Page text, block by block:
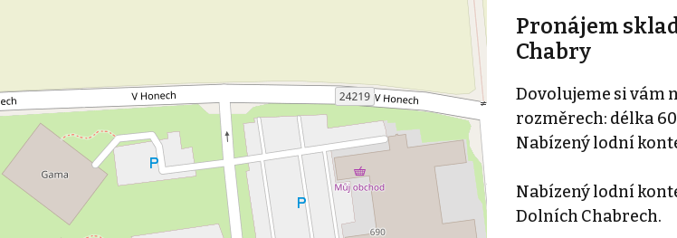
Pronájem
Chabry
Dovolujeme si vám
rozměrech: délka
Nabízený lodní
Nabízený lodní
Dolních Chabrech.